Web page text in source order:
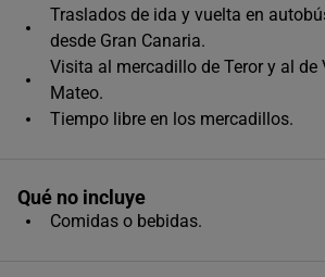
10:00
Único horario disponible
Traslados de ida y vuelta en
desde Gran Canaria.
Visita al mercadillo de Teror y al de
Mateo.
Tiempo libre en los mercadillos.
Qué no incluye
Comidas o bebidas.